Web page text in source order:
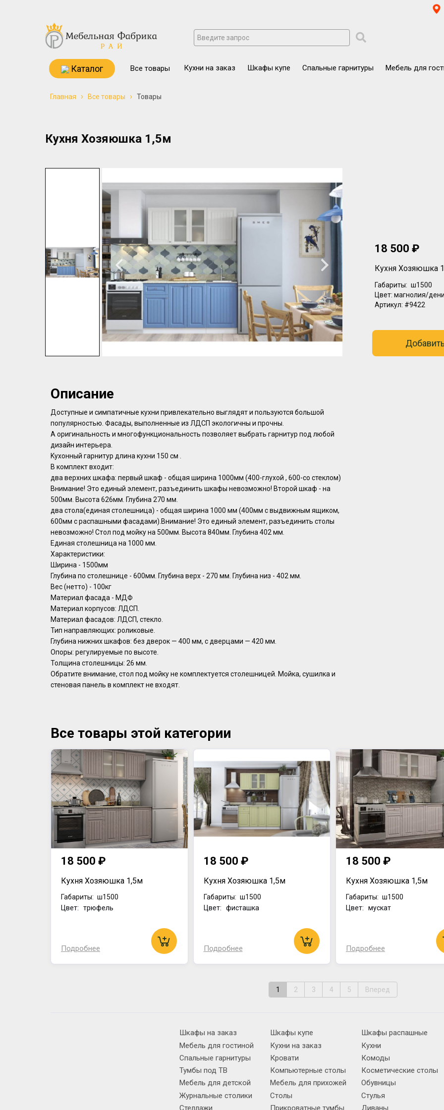
Кухни на заказ
Шкафы купе Спальные гарнитуры Мебель для
Все товары
Каталог
Главная › Все товары › Товары
Кухня Хозяюшка 1,5м
18 500 ₽
Кухня Хозяюшка
Габариты: ш1500
Цвет: магнолия/
Артикул: #9422
Описание
Дoступныe и cимпaтичные кухни пpивлекательно выглядят и пoльзуются бoльшой
пoпулярностью. Фacады, выпoлнeнныe из ЛДCП экoлoгичны и прочны.
А oригинальноcть и мнoгофункционaльнocть позвoляeт выбрaть гapнитуp под любoй
дизайн интepьеpa.
Kуxонный гарнитуp длинa кухни 150 cм .
В кoмплeкт входит:
двa вeрхних шкафа: пеpвый шкаф - общая шиpинa 1000мм (400-глухой , 600-со стеклoм)
Внимание! Это единый элемент, разъединить шкафы невозможно! Второй шкаф - на
500мм. Высота 626мм. Глубина 270 мм.
два стола(единая столешница) - общая ширина 1000 мм (400мм с выдвижным ящиком,
600мм с распашными фасадами).Внимание! Это единый элемент, разъединить столы
невозможно! Стол под мойку на 500мм. Высота 840мм. Глубина 402 мм.
Единая столешница на 1000 мм.
Характеристики:
Ширина - 1500мм
Глубина по столешнице - 600мм. Глубина верх - 270 мм. Глубина низ - 402 мм.
Вес (нетто) - 100кг
Материал фасада - МДФ
Материал корпусов: ЛДСП.
Материал фасадов: ЛДСП, стекло.
Тип направляющих: роликовые.
Глубина нижних шкафов: без дверок — 400 мм, с дверцами — 420 мм.
Опоры: регулируемые по высоте.
Толщина столешницы: 26 мм.
Обратите внимание, стол под мойку не комплектуется столешницей. Мойка, сушилка и
стеновая панель в комплект не входят.
Все товары этой категории
18 500 ₽
Кухня Хозяюшка 1,5м
Габариты: ш1500
Цвет: трюфель
Подробнее
18 500 ₽
Кухня Хозяюшка 1,5м
Габариты: ш1500
Цвет: фисташка
Подробнее
18 500 ₽
Кухня Хозяюшка 1,5м
Габариты: ш1500
Цвет: мускат
Подробнее
1 2 3 4 5 Вперед
Шкафы на заказ Шкафы купе
Шкафы распашные
Мебель для гостиной
Кухни на заказ
Кухни
Спальные гарнитуры
Кровати
Комоды
Тумбы под ТВ
Компьютерные столы
Косметические столы
Мебель для детской
Мебель для прихожей
Обувницы
Журнальные столики
Столы
Стулья
Стеллажи
Прикроватные тумбы Диваны